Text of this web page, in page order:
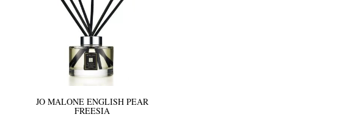
JO MALONE ENGLISH PEAR
FREESIA